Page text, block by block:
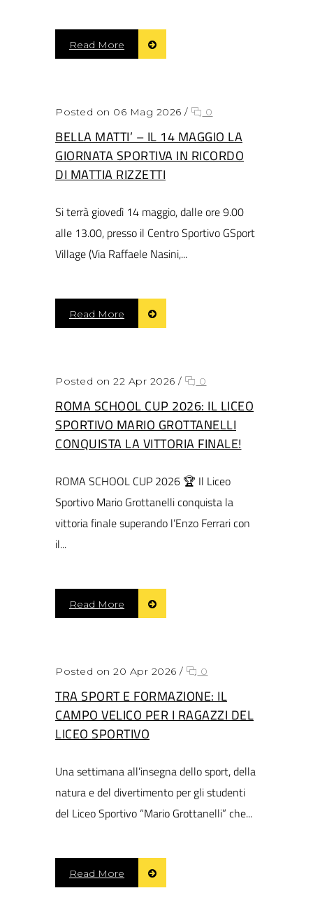
Read More
Posted on 06 Mag 2026 / 0
BELLA MATTI’ – IL 14 MAGGIO LA
GIORNATA SPORTIVA IN RICORDO
DI MATTIA RIZZETTI
Si terrà giovedì 14 maggio, dalle ore 9.00
alle 13.00, presso il Centro Sportivo GSport
Village (Via Raffaele Nasini,...
Read More
Posted on 22 Apr 2026 / 0
ROMA SCHOOL CUP 2026: IL LICEO
SPORTIVO MARIO GROTTANELLI
CONQUISTA LA VITTORIA FINALE!
ROMA SCHOOL CUP 2026 🏆 Il Liceo
Sportivo Mario Grottanelli conquista la
vittoria finale superando l’Enzo Ferrari con
il...
Read More
Posted on 20 Apr 2026 / 0
TRA SPORT E FORMAZIONE: IL
CAMPO VELICO PER I RAGAZZI DEL
LICEO SPORTIVO
Una settimana all’insegna dello sport, della
natura e del divertimento per gli studenti
del Liceo Sportivo “Mario Grottanelli” che...
Read More